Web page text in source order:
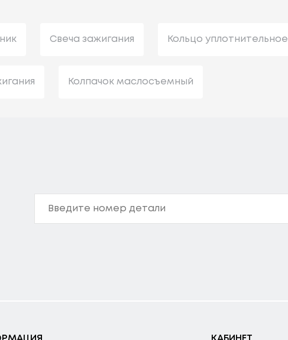
Свеча зажигания Кольцо уплотнительное
Колпачок маслосъемный